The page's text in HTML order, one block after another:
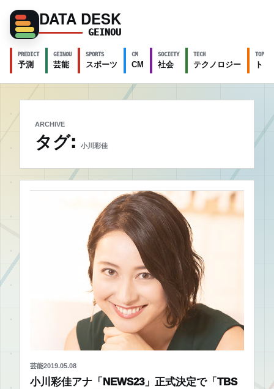
DATA DESK
GEINOU
PREDICT
予測
GEINOU
芸能
SPORTS
スポーツ
CM
CM
SOCIETY
社会
TECH
テクノロジー
TOPICS
ト
ARCHIVE
タグ: 小川彩佳
芸能2019.05.08
小川彩佳アナ「NEWS23」正式決定で「TBS